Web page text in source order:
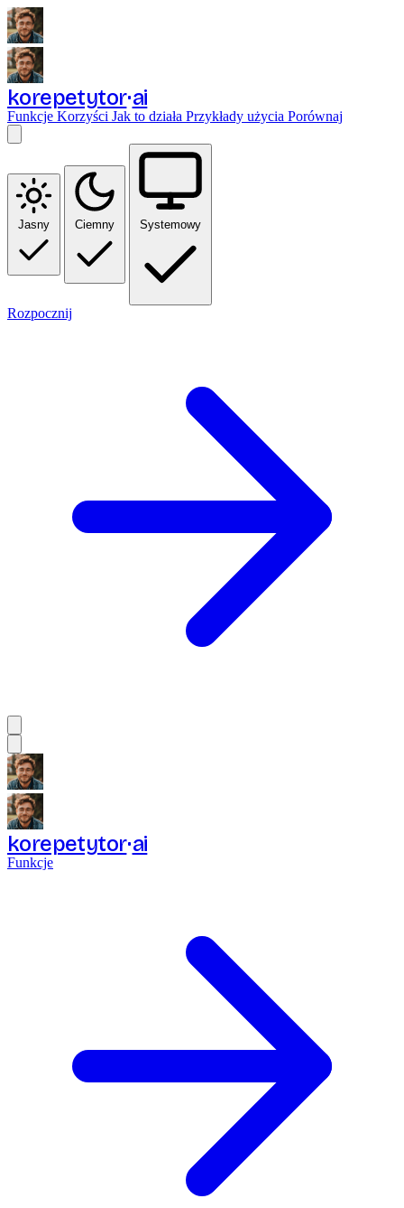
korepetytor ai
Funkcje Korzyści Jak to działa Przykłady użycia Porównaj
Jasny Ciemny Systemowy
Rozpocznij
korepetytor ai
Funkcje